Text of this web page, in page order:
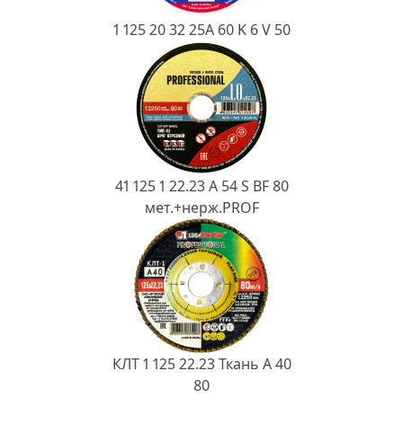
1 125 20 32 25А 60 K 6 V 50
41 125 1 22.23 A 54 S BF 80
мет.+нерж.PROF
КЛТ 1 125 22.23 Ткань A 40
80